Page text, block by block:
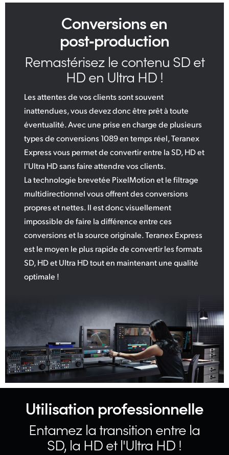
Conversions en
post‑production
Remastérisez le contenu SD et
HD en Ultra HD !
Les attentes de vos clients sont souvent
inattendues, vous devez donc être prêt à toute
éventualité. Avec une prise en charge de plusieurs
types de conversions 1089 en temps réel, Teranex
Express vous permet de convertir entre la SD, HD et
l'Ultra HD sans faire attendre vos clients.
La technologie brevetée PixelMotion et le filtrage
multidirectionnel vous offrent des conversions
propres et nettes. Il est donc visuellement
impossible de faire la différence entre ces
conversions et la source originale. Teranex Express
est le moyen le plus rapide de convertir les formats
SD, HD et Ultra HD tout en maintenant une qualité
optimale !
Utilisation professionnelle
Entamez la transition entre la
SD, la HD et l'Ultra HD !